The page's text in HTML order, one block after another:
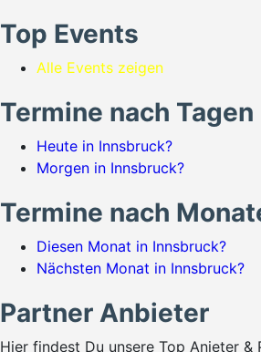
Top Events
Alle Events zeigen
Termine nach Tagen
Heute in Innsbruck?
Morgen in Innsbruck?
Termine nach
Diesen Monat in Innsbruck?
Nächsten Monat in Innsbruck?
Partner Anbieter
Hier findest Du unsere Top Anieter &